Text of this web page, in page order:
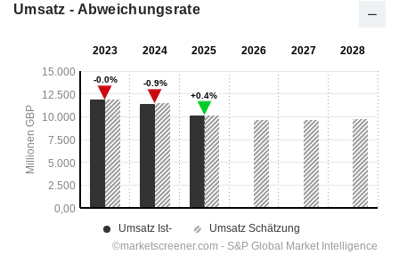
Umsatz - Abweichungsrate